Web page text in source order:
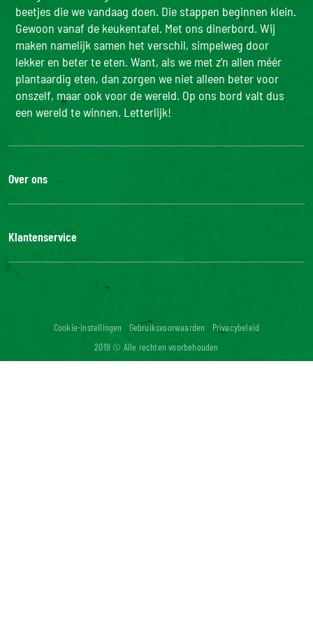
Eiwitten (g)
7,7 g
4,6 g
Zout (g)
0,22 g 0,13 g
beetjes die we vandaag doen. Die stappen beginnen klein.
Gewoon vanaf de keukentafel. Met ons dinerbord. Wij
maken namelijk samen het verschil, simpelweg door
lekker en beter te eten. Want, als we met z’n allen méér
plantaardig eten, dan zorgen we niet alleen beter voor
onszelf, maar ook voor de wereld. Op ons bord valt dus
een wereld te winnen. Letterlijk!
Over ons
De Bonduelle groep
Bonduelle Food Service
Klantenservice
Neem contact met ons op
Veelgestelde vragen
Cookie-instellingen Gebruiksvoorwaarden
Privacybeleid
2019 © Alle rechten voorbehouden